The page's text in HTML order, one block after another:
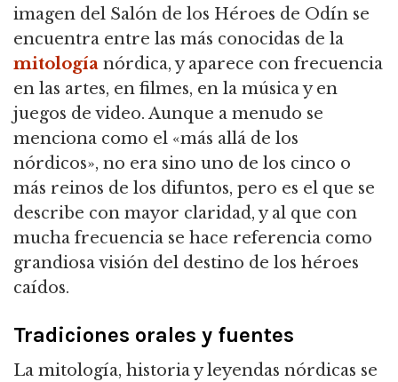
imagen del Salón de los Héroes de Odín se
encuentra entre las más conocidas de la
mitología nórdica, y aparece con frecuencia
en las artes, en filmes, en la música y en
juegos de video. Aunque a menudo se
menciona como el «más allá de los
nórdicos», no era sino uno de los cinco o
más reinos de los difuntos, pero es el que se
describe con mayor claridad, y al que con
mucha frecuencia se hace referencia como
grandiosa visión del destino de los héroes
caídos.
Tradiciones orales y fuentes
La mitología, historia y leyendas nórdicas se